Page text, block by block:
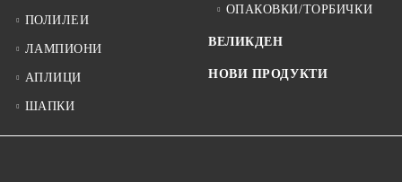
ПОЛИЛЕИ
ЛАМПИОНИ
АПЛИЦИ
ШАПКИ
ОПАКОВКИ/ТОРБИЧКИ
ВЕЛИКДЕН
НОВИ ПРОДУКТИ